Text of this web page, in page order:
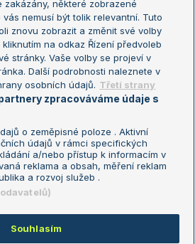
Turnaj mistryň
Nastavení soukromí
Reklama
Informace o zpracování osobních
údajů
zakázány, některé zobrazené
nemusí být tolik relevantní. Tuto
znovu zobrazit a změnit své volby
na odkaz Řízení předvoleb
stránky. Vaše volby se projeví v
Další podrobnosti naleznete v
osobních údajů. Třetí strany
zpracováváme údaje s
o zeměpisné poloze . Aktivní
údajů v rámci specifických
a/nebo přístup k informacím v
reklama a obsah, měření reklam
a rozvoj služeb .
Souhlasím